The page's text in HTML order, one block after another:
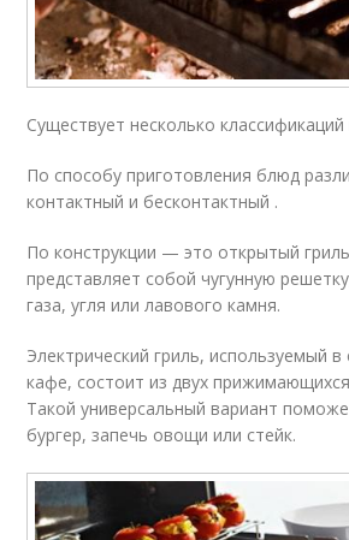
Существует несколько классификаций
По способу приготовления блюд
контактный и бесконтактный .
По конструкции — это открытый
представляет собой чугунную
газа, угля или лавового камня.
Электрический гриль, используемый
кафе, состоит из двух
Такой универсальный вариант
бургер, запечь овощи или стейк.